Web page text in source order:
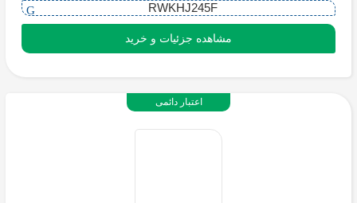
RWKHJ245F
مشاهده جزئیات و خرید
اعتبار دائمی